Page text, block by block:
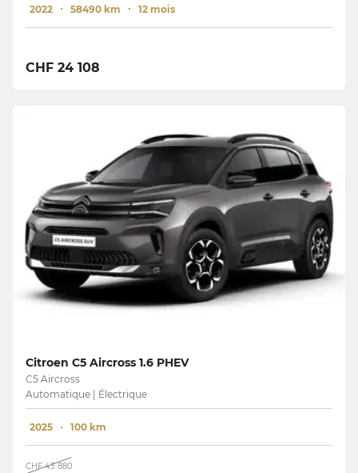
2022 58490 km 12 mois
CHF 24 108
Citroen C5 Aircross 1.6 PHEV
C5 Aircross
Automatique | Électrique
2025 100 km
CHF 43 880